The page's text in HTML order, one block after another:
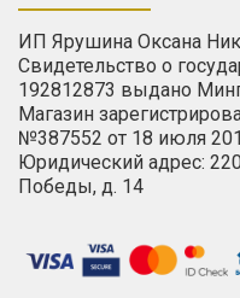
ИП Ярушина Оксана
Свидетельство о
192812873 выдано
Магазин
№387552 от 18 июля
Юридический адрес:
Победы, д. 14